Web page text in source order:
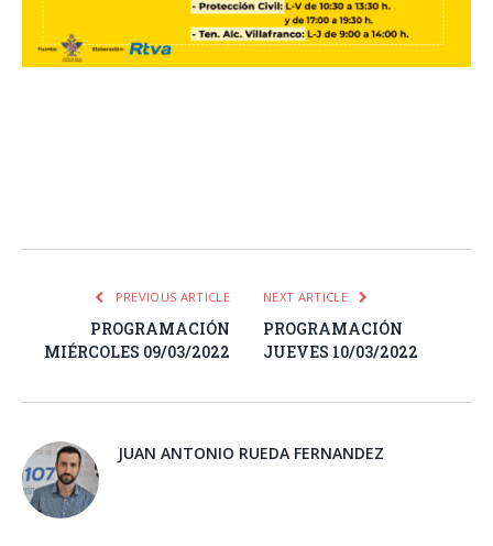
PREVIOUS ARTICLE
PROGRAMACIÓN
MIÉRCOLES 09/03/2022
NEXT ARTICLE
PROGRAMACIÓN
JUEVES 10/03/2022
JUAN ANTONIO RUEDA FERNANDEZ